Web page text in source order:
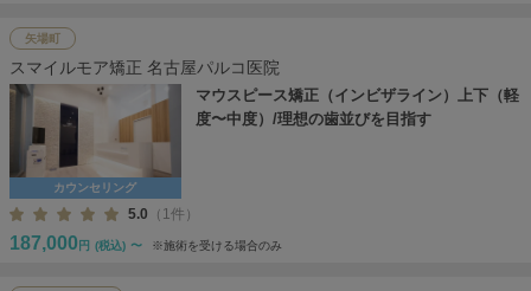
矢場町
スマイルモア矯正 名古屋パルコ医院
カウンセリング
マウスピース矯正（インビザライン）上下（軽
度〜中度）/理想の歯並びを目指す
5.0 （1件）
187,000 円 (税込) 〜 ※施術を受ける場合のみ